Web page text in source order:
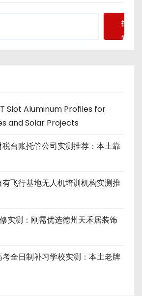
搜
索
Slot Aluminum Profiles for
and Solar Projects
台账托管公司实测推荐：本土靠
飞行基地无人机培训机构实测推
实测：刚需优选德州天禾居装饰
全日制补习学校实测：本土老牌